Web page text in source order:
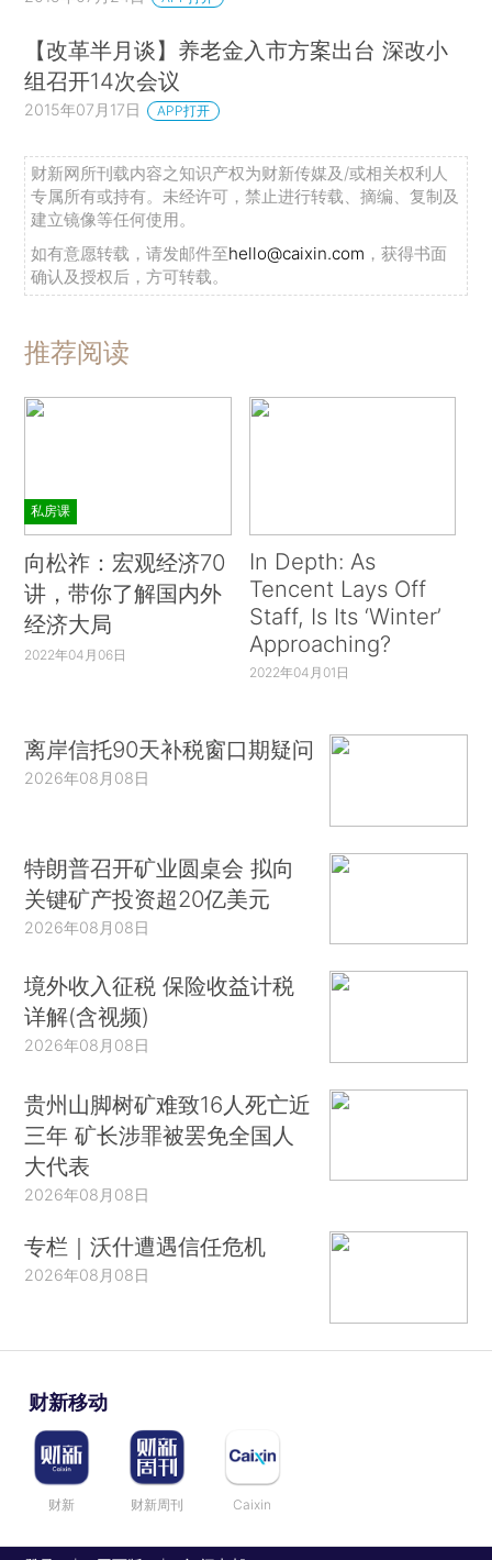
【改革半月谈】养老金入市方案出台 深改小
组召开14次会议
2015年07月17日 APP打开
财新网所刊载内容之知识产权为财新传媒及/或相关权利人
专属所有或持有。未经许可，禁止进行转载、摘编、复制及
建立镜像等任何使用。
如有意愿转载，请发邮件至hello@caixin.com ，获得书面
确认及授权后，方可转载。
推荐阅读
私房课
向松祚：宏观经济70
讲，带你了解国内外
经济大局
2022年04月06日
In Depth: As
Tencent Lays Off
Staff, Is Its ‘Winter’
Approaching?
2022年04月01日
离岸信托90天补税窗口期疑问
2026年08月08日
特朗普召开矿业圆桌会 拟向
关键矿产投资超20亿美元
2026年08月08日
境外收入征税 保险收益计税
详解(含视频)
2026年08月08日
贵州山脚树矿难致16人死亡近
三年 矿长涉罪被罢免全国人
大代表
2026年08月08日
专栏｜沃什遭遇信任危机
2026年08月08日
财新移动
财新 财新周刊 Caixin